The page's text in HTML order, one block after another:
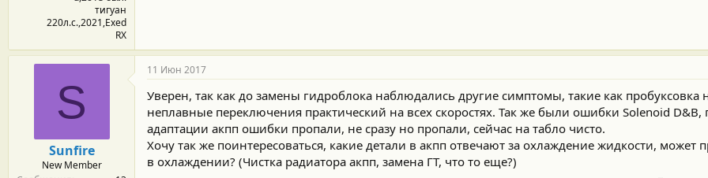
тигуан
220л.с.,2021,Exed
RX
S
Sunfire
New Member
11 Июн 2017
Уверен, так как до замены гидроблока наблюдались другие симптомы, такие как пробуксовка
неплавные переключения практический на всех скоростях. Так же были ошибки Solenoid D&B,
адаптации акпп ошибки пропали, не сразу но пропали, сейчас на табло чисто.
Хочу так же поинтересоваться, какие детали в акпп отвечают за охлаждение жидкости, может
в охлаждении? (Чистка радиатора акпп, замена ГТ, что то еще?)